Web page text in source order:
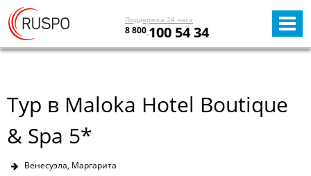
Поддержка 24 часа
8 800 100 54 34
Тур в Maloka Hotel Boutique
& Spa 5*
Венесуэла, Маргарита